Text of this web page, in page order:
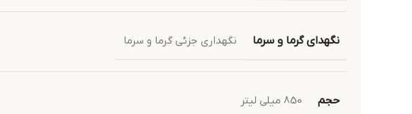
نگهدای گرما و سرما نگهداری جزئی گرما و سرما
حجم 850 میلی لیتر